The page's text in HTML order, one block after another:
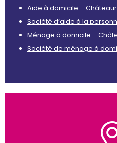
Aide à domicile –
Société d’aide à la
Ménage à domicile –
Société de ménage à